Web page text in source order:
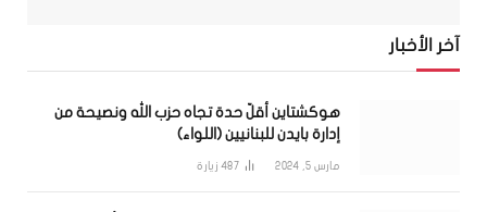
آخر الأخبار
هوكشتاين أقلّ حدة تجاه حزب الله ونصيحة من
إدارة بايدن للبنانيين (اللواء)
مارس 5, 2024 487 زيارة